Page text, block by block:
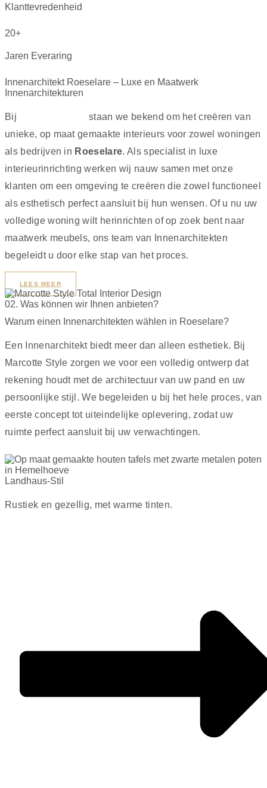
Klanttevredenheid
20+
Jaren Everaring
Innenarchitekt Roeselare – Luxe en Maatwerk
Innenarchitekturen
Bij
staan we bekend om het creëren van
unieke, op maat gemaakte interieurs voor zowel woningen
als bedrijven in Roeselare. Als specialist in luxe
interieurinrichting werken wij nauw samen met onze
klanten om een omgeving te creëren die zowel functioneel
als esthetisch perfect aansluit bij hun wensen. Of u nu uw
volledige woning wilt herinrichten of op zoek bent naar
maatwerk meubels, ons team van Innenarchitekten
begeleidt u door elke stap van het proces.
LEES MEER
02. Was können wir Ihnen anbieten?
Warum einen Innenarchitekten wählen in Roeselare?
Een Innenarchitekt biedt meer dan alleen esthetiek. Bij
Marcotte Style zorgen we voor een volledig ontwerp dat
rekening houdt met de architectuur van uw pand en uw
persoonlijke stijl. We begeleiden u bij het hele proces, van
eerste concept tot uiteindelijke oplevering, zodat uw
ruimte perfect aansluit bij uw verwachtingen.
Landhaus-Stil
Rustiek en gezellig, met warme tinten.